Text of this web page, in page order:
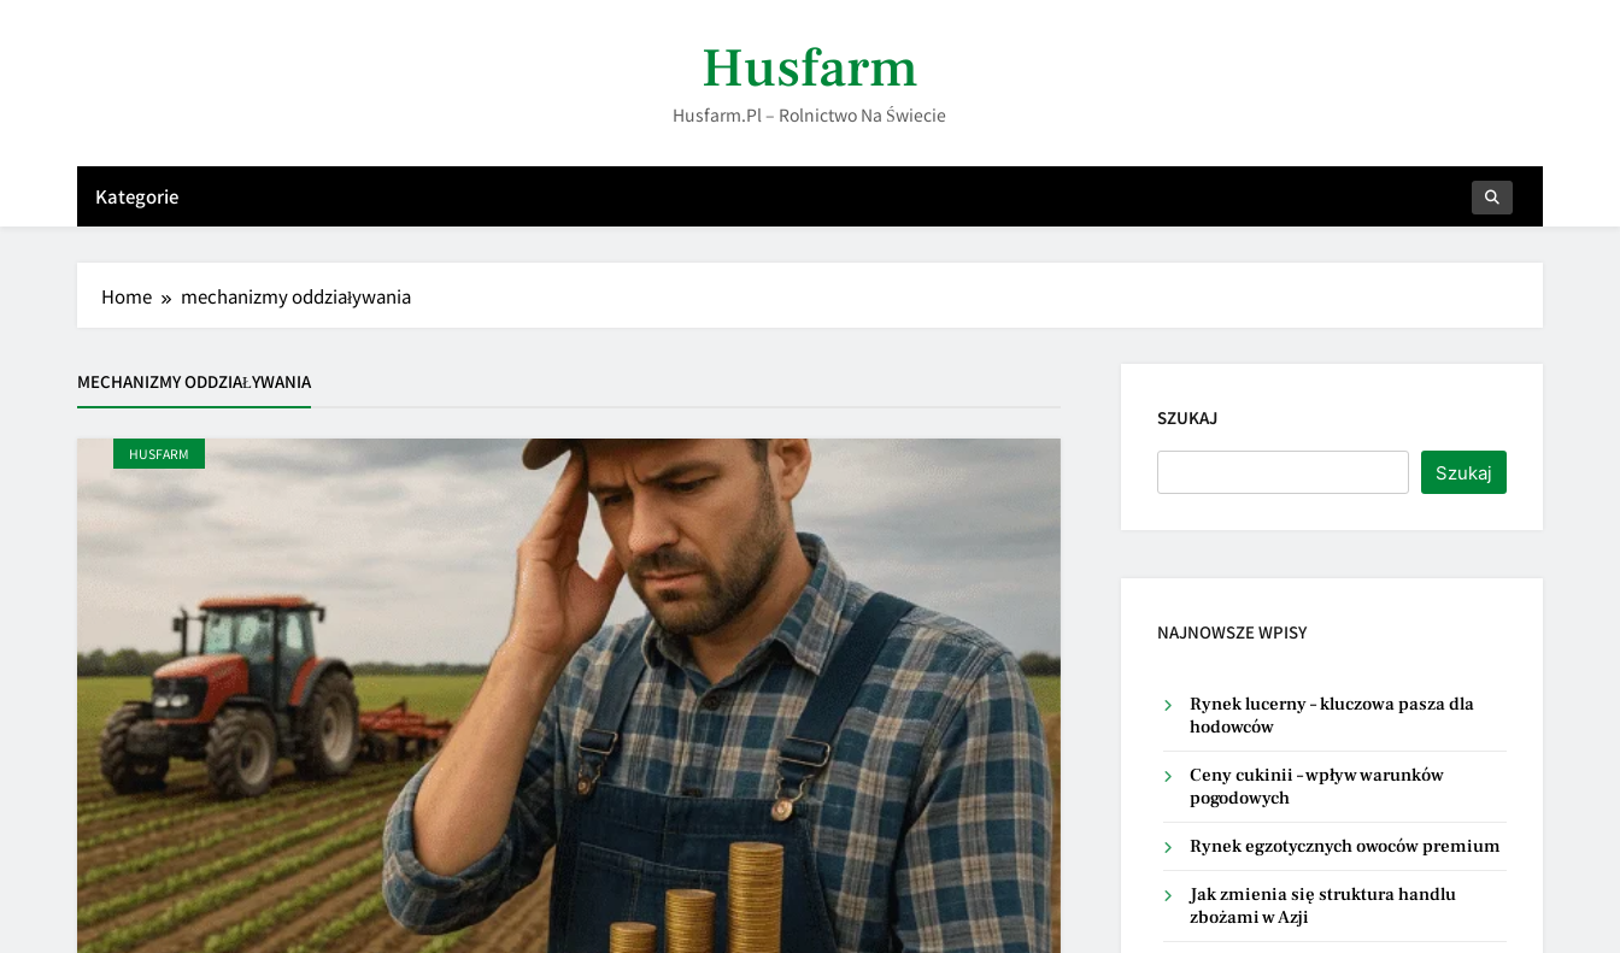
Husfarm
Husfarm.pl – Rolnictwo Na Świecie
Kategorie
Home mechanizmy oddziaływania
MECHANIZMY ODDZIAŁYWANIA
HUSFARM
SZUKAJ
Szukaj
NAJNOWSZE WPISY
Rynek lucerny – kluczowa pasza dla
hodowców
Ceny cukinii – wpływ warunków
pogodowych
Rynek egzotycznych owoców premium
Jak zmienia się struktura handlu
zbożami w Azji